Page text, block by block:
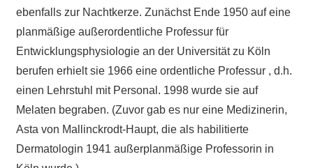
ebenfalls zur Nachtkerze. Zunächst Ende 1950 auf eine
planmäßige außerordentliche Professur für
Entwicklungsphysiologie an der Universität zu Köln
berufen erhielt sie 1966 eine ordentliche Professur , d.h.
einen Lehrstuhl mit Personal. 1998 wurde sie auf
Melaten begraben. (Zuvor gab es nur eine Medizinerin,
Asta von Mallinckrodt-Haupt, die als habilitierte
Dermatologin 1941 außerplanmäßige Professorin in